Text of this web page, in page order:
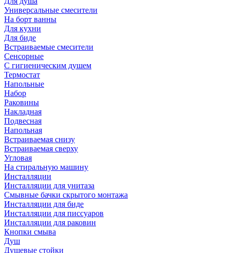
Универсальные смесители
На борт ванны
Для кухни
Для биде
Встраиваемые смесители
Сенсорные
С гигиеническим душем
Термостат
Напольные
Набор
Раковины
Накладная
Подвесная
Напольная
Встраиваемая снизу
Встраиваемая сверху
Угловая
На стиральную машину
Инсталляции
Инсталляции для унитаза
Смывные бачки скрытого монтажа
Инсталляции для биде
Инсталляции для писсуаров
Инсталляции для раковин
Кнопки смыва
Душ
Душевые стойки